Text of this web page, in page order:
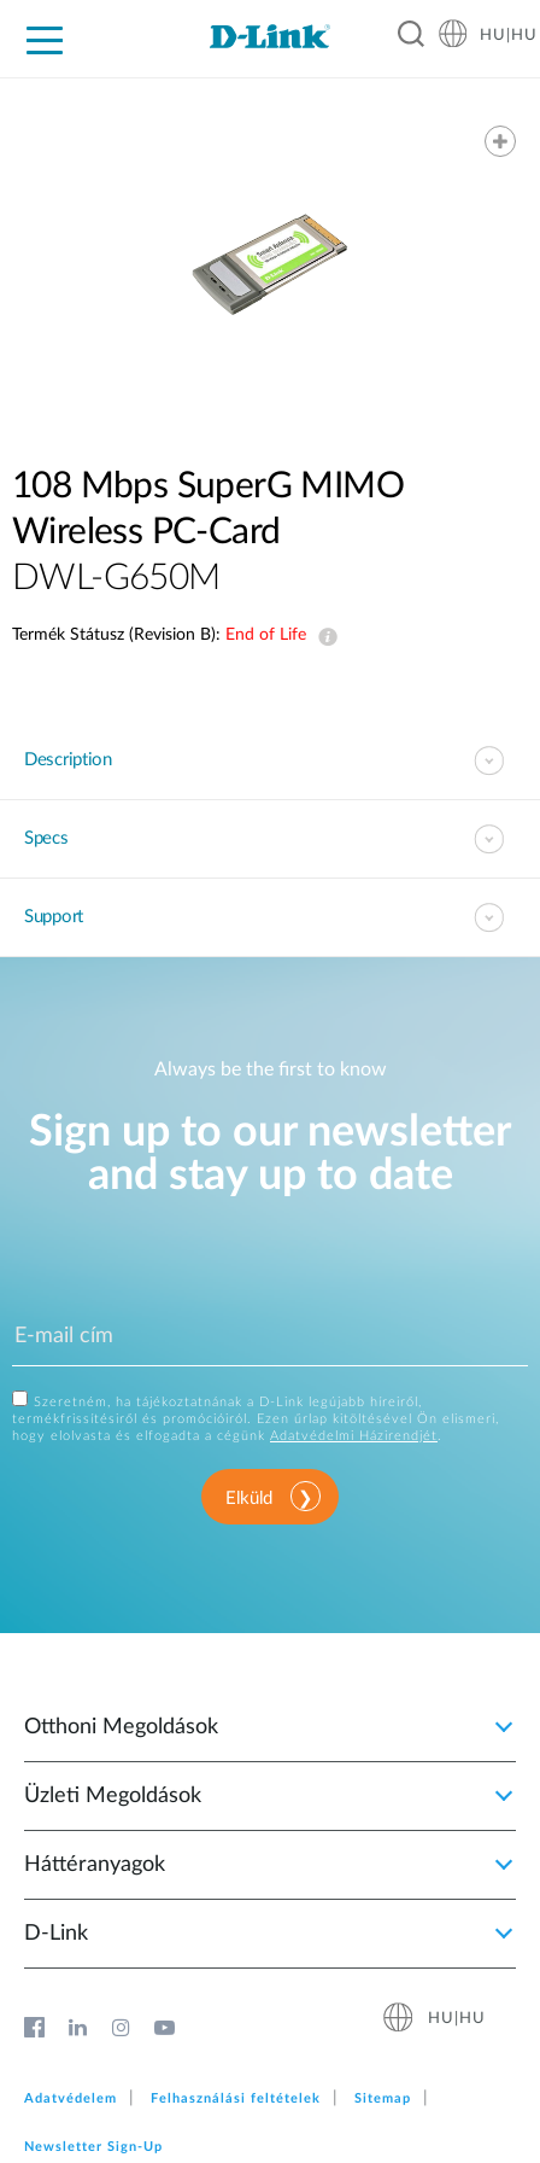
HU|HU
108 Mbps SuperG MIMO
Wireless PC-Card
DWL-G650M
Termék Státusz (Revision B): End of Life
Description
Specs
Support
Always be the first to know
Sign up to our newsletter
and stay up to date
Szeretném, ha tájékoztatnának a D-Link legújabb híreiről,
termékfrissítésiről és promócióiról. Ezen űrlap kitöltésével Ön elismeri,
hogy elolvasta és elfogadta a cégünk Adatvédelmi Házirendjét.
Elküld
Otthoni Megoldások
Üzleti Megoldások
Háttéranyagok
D‑Link
HU|HU
Adatvédelem Felhasználási feltételek Sitemap
Newsletter Sign‑Up